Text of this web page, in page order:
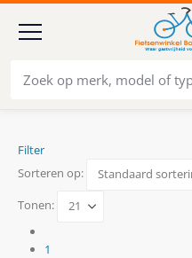
Filter
Sorteren op:
Tonen:
1